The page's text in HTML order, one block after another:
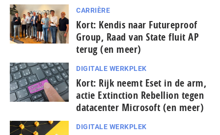
CARRIÈRE
Kort: Kendis naar Futureproof
Group, Raad van State fluit AP
terug (en meer)
DIGITALE WERKPLEK
Kort: Rijk neemt Eset in de arm,
actie Extinction Rebellion tegen
datacenter Microsoft (en meer)
DIGITALE WERKPLEK